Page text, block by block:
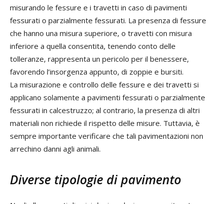
misurando le fessure e i travetti in caso di pavimenti
fessurati o parzialmente fessurati. La presenza di fessure
che hanno una misura superiore, o travetti con misura
inferiore a quella consentita, tenendo conto delle
tolleranze, rappresenta un pericolo per il benessere,
favorendo l’insorgenza appunto, di zoppie e bursiti.
La misurazione e controllo delle fessure e dei travetti si
applicano solamente a pavimenti fessurati o parzialmente
fessurati in calcestruzzo; al contrario, la presenza di altri
materiali non richiede il rispetto delle misure. Tuttavia, è
sempre importante verificare che tali pavimentazioni non
arrechino danni agli animali.
Diverse tipologie di pavimento